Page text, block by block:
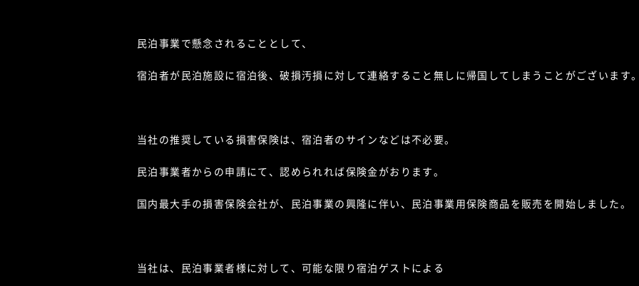
民泊事業で懸念されることとして、
宿泊者が民泊施設に宿泊後、破損汚損に対して連絡すること無しに帰国してしまうことがございます
当社の推奨している損害保険は、宿泊者のサインなどは不必要。
民泊事業者からの申請にて、認められれば保険金がおります。
国内最大手の損害保険会社が、民泊事業の興隆に伴い、民泊事業用保険商品を販売を開始しました。
当社は、民泊事業者様に対して、可能な限り宿泊ゲストによる